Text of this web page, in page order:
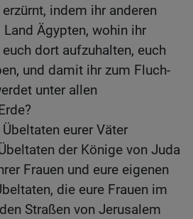
indem ihr anderen
Ägypten, wohin ihr
dort aufzuhalten, euch
und damit ihr zum Fluch-
unter allen
eurer Väter
der Könige von Juda
Frauen und eure eigenen
die eure Frauen im
Straßen von Jerusalem